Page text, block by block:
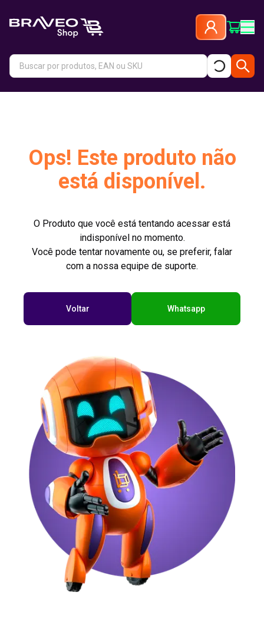
Ops! Este produto não
está disponível.
O Produto que você está tentando acessar está
indisponível no momento.
Você pode tentar novamente ou, se preferir, falar
com a nossa equipe de suporte.
Voltar Whatsapp